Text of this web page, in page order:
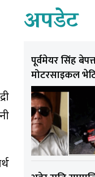
अपडेट
पूर्वमेयर सिंह
मोटरसाइकल